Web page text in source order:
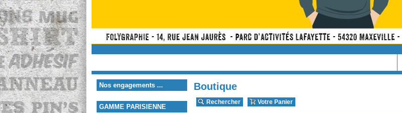
Nos engagements ...
GAMME PARISIENNE
Boutique
Rechercher Votre Panier